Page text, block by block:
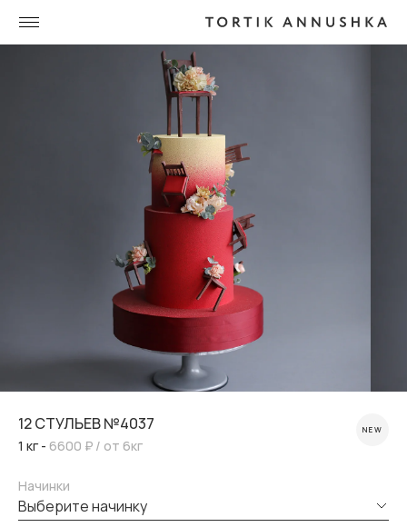
12 СТУЛЬЕВ №4037
1 кг - 6600 ₽ / от 6кг
NEW
Начинки
выберите начинку